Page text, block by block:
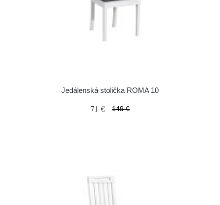
Jedálenská stolička ROMA 10
71 € 149 €